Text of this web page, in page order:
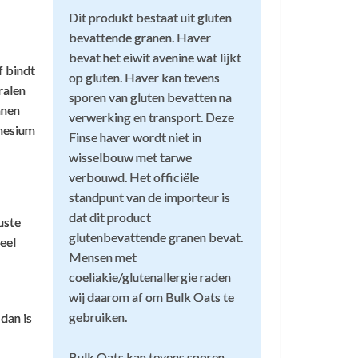
Dit produkt bestaat uit gluten
bevattende granen. Haver
bevat het eiwit avenine wat lijkt
op gluten. Haver kan tevens
sporen van gluten bevatten na
verwerking en transport. Deze
Finse haver wordt niet in
wisselbouw met tarwe
verbouwd. Het officiële
standpunt van de importeur is
dat dit product
glutenbevattende granen bevat.
Mensen met
coeliakie/glutenallergie raden
wij daarom af om Bulk Oats te
gebruiken.
bindt
is
in elke shake
Huizinga
15 mei 2023
Echt poederachtig en lekker in elke shake
voor banana pancakes
Wesley van der Deijl
30 oktober 2021
perfect als ingrediënt voor banana pancakes
i.c.m. whey in mijn shake.
Er zijn geen kleinere verpakkingen
om af te vallen.
voeding. De meeste mensen die
opslaan.
2
duur.ik neem aan maltodextrine is ook
dag( waaronder ontbijt en preworkout )
1
banaan heeft me nog nooit verveelt.